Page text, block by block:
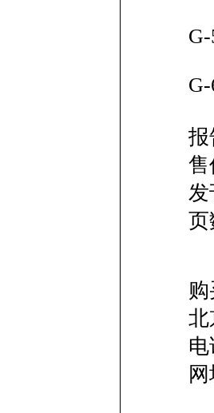
报
售
发
页